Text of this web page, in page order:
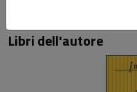
Libri dell'autore